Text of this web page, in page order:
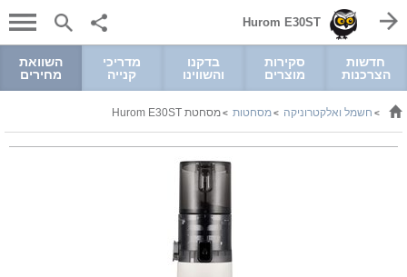
Hurom E30ST
חדשות
הצרכנות
סקירות
מוצרים
בדקנו
והשווינו
מדריכי
קנייה
השוואת
מחירים
> חשמל ואלקטרוניקה >מסחטות >מסחטת Hurom E30ST